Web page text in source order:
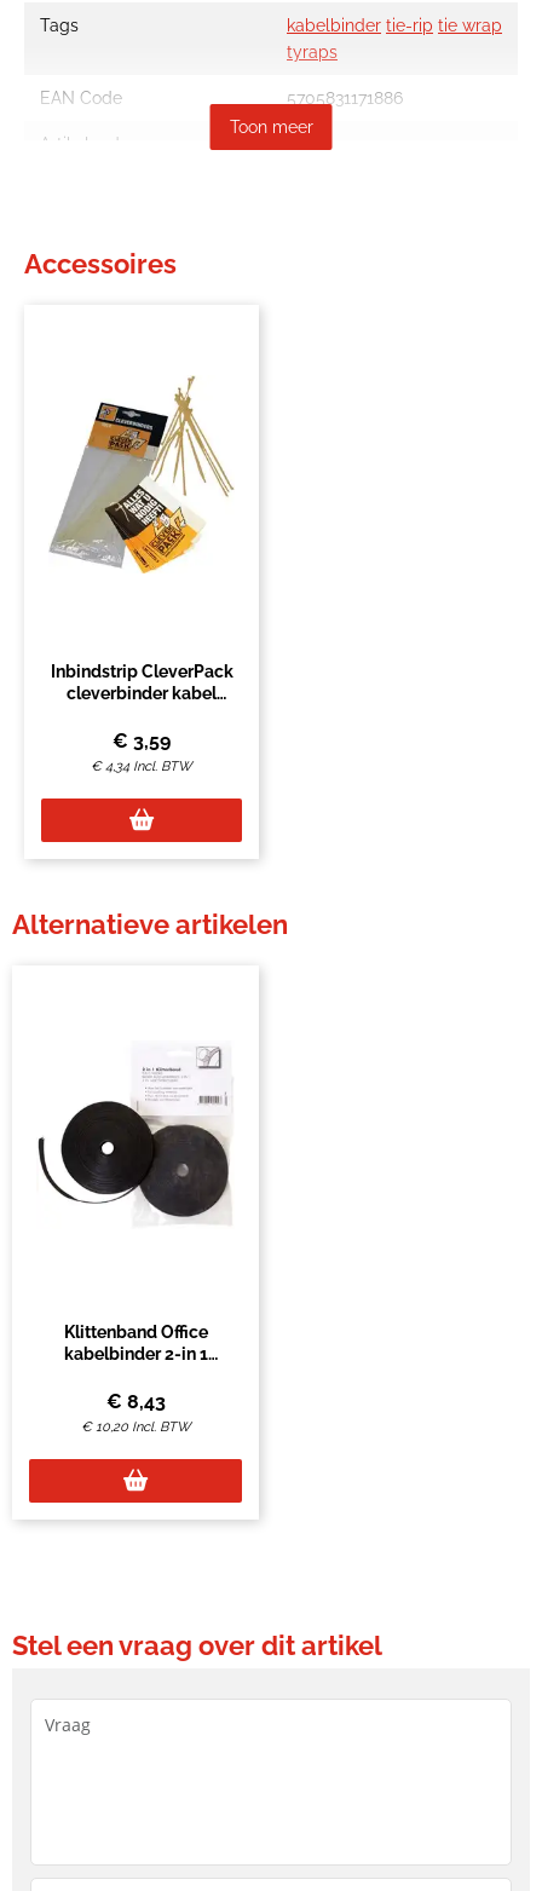
Tags kabelbinder tie-rip tie wrap
tyraps
EAN Code 5705831171886
Artikelcode 2541253
Toon meer
Accessoires
Inbindstrip CleverPack
cleverbinder kabel
€ 3,59
€4,34 Incl. BTW
Alternatieve artikelen
Klittenband Office
kabelbinder 2-in 1
€ 8,43
€10,20 Incl. BTW
Stel een vraag over dit artikel